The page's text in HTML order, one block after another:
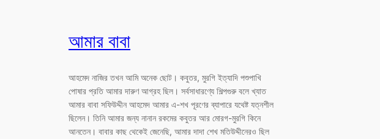
আমার বাবা
আহমেদ নাজির তখন আমি অনেক ছোট। কবুতর, মুরগি ইত্যাদি পশুপাখি
পোষার প্রতি আমার দারুণ আগ্রহ ছিল। সর্বসাধারণ্যে শিল্পগুরু বলে খ্যাত
আমার বাবা সফিউদ্দীন আহমেদ আমার এ-শখ পূরণের ব্যাপারে যথেষ্ট যত্নশীল
ছিলেন। তিনি আমার জন্য নানান রকমের কবুতর আর মোরগ-মুরগি কিনে
আনতেন। বাবার কাছ থেকেই জেনেছি, আমার দাদা শেখ মতিউদ্দীনেরও ছিল